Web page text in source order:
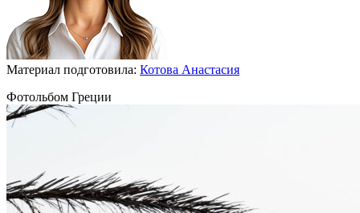
Материал подготовила: Котова Анастасия
Фотольбом Греции